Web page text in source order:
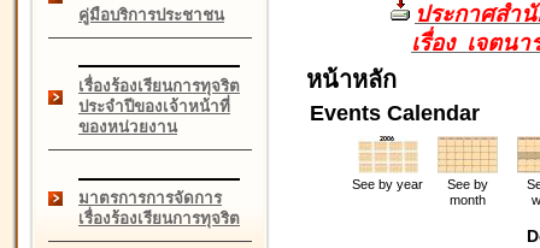
คู่มือบริการประชาชน
เรื่องร้องเรียนการทุจริต
ประจำปีของเจ้าหน้าที่
ของหน่วยงาน
มาตรการการจัดการ
เรื่องร้องเรียนการทุจริต
ประกาศสำ
เรื่อง เจตน
หน้าหลัก
Events Calendar
See by year
See by
month